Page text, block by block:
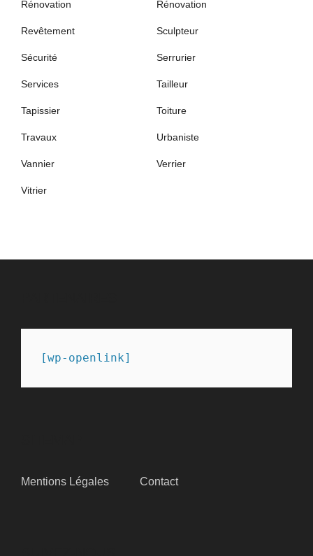
Rénovation Rénovation
Revêtement Sculpteur
Sécurité Serrurier
Services Tailleur
Tapissier Toiture
Travaux Urbaniste
Vannier Verrier
Vitrier
[wp-openlink]
Mentions Légales Contact